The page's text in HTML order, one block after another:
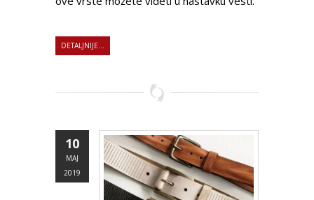
DETALJNIJE...
10
MAJ
2019